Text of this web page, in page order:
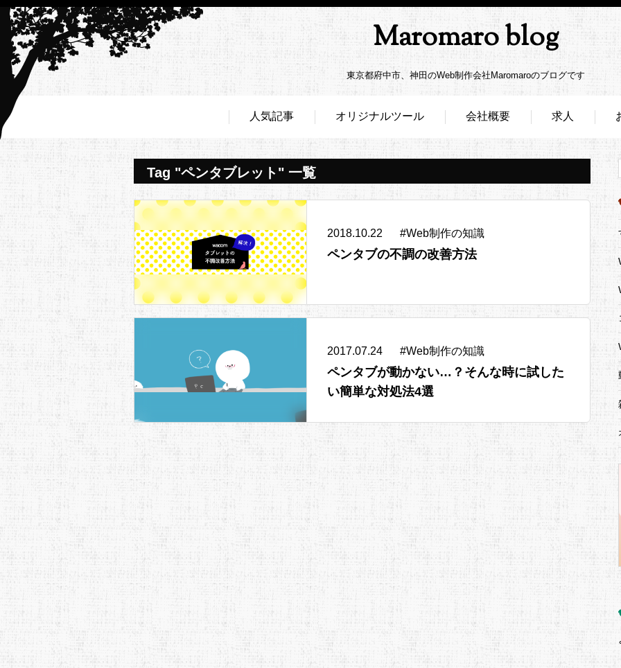
Maromaro blog
東京都府中市、神田のWeb制作会社Maromaroのブログです
人気記事 オリジナルツール 会社概要 求人
Tag "ペンタブレット" 一覧
2018.10.22 #Web制作の知識
ペンタブの不調の改善方法
2017.07.24 #Web制作の知識
ペンタブが動かない…？そんな時に試した
い簡単な対処法4選